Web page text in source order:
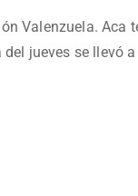
Valenzuela. Aca
jueves se llevó a